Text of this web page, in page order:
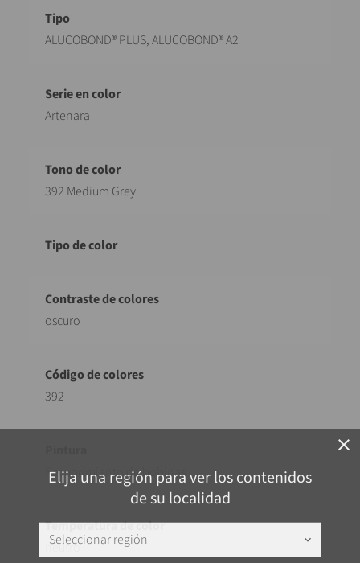
close
Elija una región para ver los contenidos
de su localidad
Seleccionar región keyboard_arrow_down
Designación
ALUCOBOND® PLUS, ALUCOBOND® A2
Artenara
392 Medium Grey
oscuro
392
Recubrimiento de bobinas
neutro